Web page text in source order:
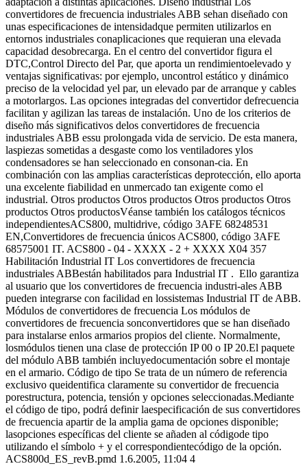
convertidores de frecuencia industriales ABB sehan diseñado con
unas especificaciones de intensidadque permiten utilizarlos en
entornos industriales conaplicaciones que requieran una elevada
capacidad desobrecarga. En el centro del convertidor figura el
DTC,Control Directo del Par, que aporta un rendimientoelevado y
ventajas significativas: por ejemplo, uncontrol estático y dinámico
preciso de la velocidad yel par, un elevado par de arranque y cables
a motorlargos. Las opciones integradas del convertidor defrecuencia
facilitan y agilizan las tareas de instalación. Uno de los criterios de
diseño más significativos delos convertidores de frecuencia
industriales ABB essu prolongada vida de servicio. De esta manera,
laspiezas sometidas a desgaste como los ventiladores ylos
condensadores se han seleccionado en consonan-cia. En
combinación con las amplias características deprotección, ello aporta
una excelente fiabilidad en unmercado tan exigente como el
industrial. Otros productos Otros productos Otros productos Otros
productos Otros productosVéanse también los catálogos técnicos
independientesACS800, multidrive, código 3AFE 68248531
EN,Convertidores de frecuencia únicos ACS800, código 3AFE
68575001 IT. ACS800 - 04 - XXXX - 2 + XXXX X04 357
Habilitación Industrial IT Los convertidores de frecuencia
industriales ABBestán habilitados para Industrial IT . Ello garantiza
al usuario que los convertidores de frecuencia industri-ales ABB
pueden integrarse con facilidad en lossistemas Industrial IT de ABB.
Módulos de convertidores de frecuencia Los módulos de
convertidores de frecuencia sonconvertidores que se han diseñado
para instalarse enlos armarios propios del cliente. Normalmente,
losmódulos tienen una clase de protección IP 00 o IP 20.El paquete
del módulo ABB también incluyedocumentación sobre el montaje
en el armario. Código de tipo Se trata de un número de referencia
exclusivo queidentifica claramente su convertidor de frecuencia
porestructura, potencia, tensión y opciones seleccionadas.Mediante
el código de tipo, podrá definir laespecificación de sus convertidores
de frecuencia apartir de la amplia gama de opciones disponible;
lasopciones específicas del cliente se añaden al códigode tipo
utilizando el símbolo + y el correspondientecódigo de la opción.
ACS800d_ES_revB.pmd 1.6.2005, 11:04 4